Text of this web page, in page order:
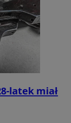
latek miał